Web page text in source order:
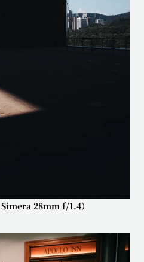
Simera 28mm f/1.4）